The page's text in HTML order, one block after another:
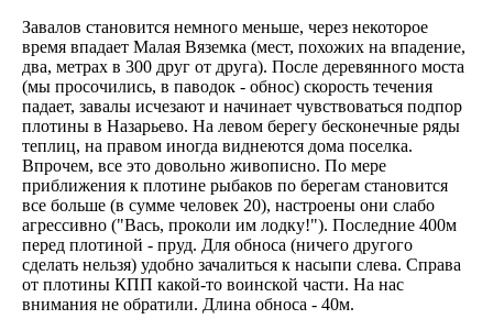
Завалов становится немного меньше, через некоторое
время впадает Малая Вяземка (мест, похожих на впадение,
два, метрах в 300 друг от друга). После деревянного моста
(мы просочились, в паводок - обнос) скорость течения
падает, завалы исчезают и начинает чувствоваться подпор
плотины в Назарьево. На левом берегу бесконечные ряды
теплиц, на правом иногда виднеются дома поселка.
Впрочем, все это довольно живописно. По мере
приближения к плотине рыбаков по берегам становится
все больше (в сумме человек 20), настроены они слабо
агрессивно ("Вась, проколи им лодку!"). Последние 400м
перед плотиной - пруд. Для обноса (ничего другого
сделать нельзя) удобно зачалиться к насыпи слева. Справа
от плотины КПП какой-то воинской части. На нас
внимания не обратили. Длина обноса - 40м.